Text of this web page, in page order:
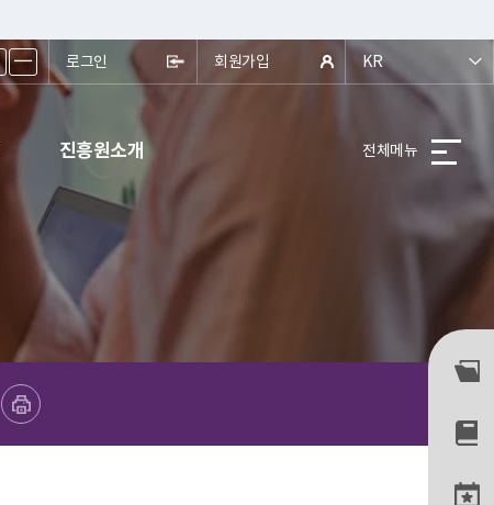
ㅡ 로그인 회원가입 KR
진흥원소개 전체메뉴
프린트하기